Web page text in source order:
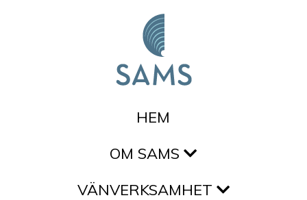
HEM
OM SAMS
VÄNVERKSAMHET